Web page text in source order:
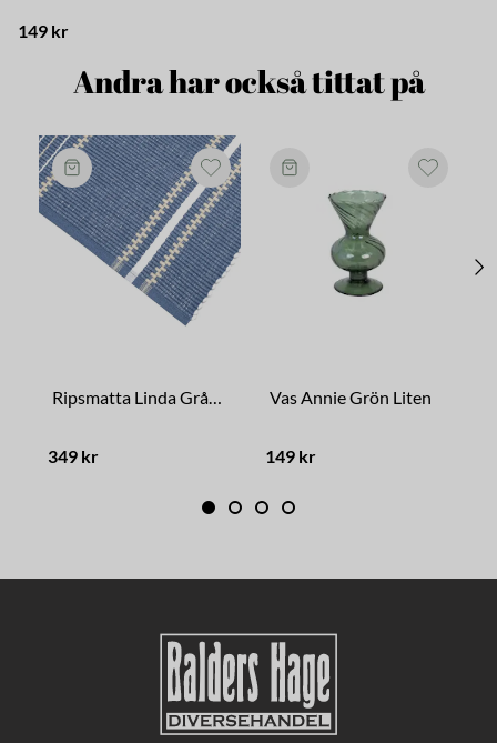
149 kr
Andra har också tittat på
Ripsmatta Linda Grå/Blå
349 kr
Vas Annie Grön Liten
149 kr